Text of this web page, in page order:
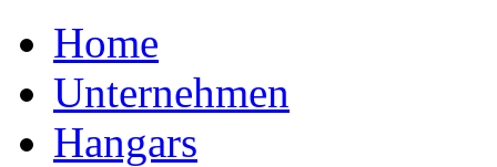
Home
Unternehmen
Hangars